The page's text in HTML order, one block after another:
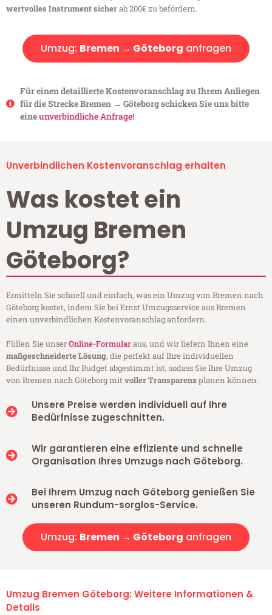
wertvolles Instrument sicherab 200€ zu befördern.
Umzug: Bremen → Göteborg anfragen
Für einen detaillierte Kostenvoranschlag zu Ihrem Anliegen
für die Strecke Bremen → Göteborg schicken Sie uns bitte
eineunverbindliche Anfrage!
Unverbindlichen Kostenvoranschlag erhalten
Was kostet ein
Umzug Bremen
Göteborg?
Ermitteln Sie schnell und einfach, was ein Umzug von Bremen nach
Göteborg kostet, indem Sie bei Ernst Umzugsservice aus Bremen
einen unverbindlichen Kostenvoranschlag anfordern.
Füllen Sie unserOnline-Formularaus, und wir liefern Ihnen eine
maßgeschneiderte Lösung, die perfekt auf Ihre individuellen
Bedürfnisse und Ihr Budget abgestimmt ist, sodass Sie Ihre Umzug
von Bremen nach Göteborg mitvoller Transparenzplanen können.
Unsere Preise werden individuell auf Ihre
Bedürfnisse zugeschnitten.
Wir garantieren eine effiziente und schnelle
Organisation Ihres Umzugs nach Göteborg.
Bei Ihrem Umzug nach Göteborg genießen Sie
unseren Rundum-sorglos-Service.
Umzug: Bremen → Göteborg anfragen
Umzug Bremen Göteborg: Weitere Informationen &
Details